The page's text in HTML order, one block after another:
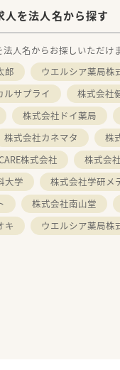
人を法人名から探す
人名からお探しいただけ
郎
ウエルシア薬局株
ルサプライ
株式会社
株式会社ドイ薬局
株式会社カネマタ 株
株式会社
株式会
大学
株式会社学研メ
株式会社南山堂
キ
ウエルシア薬局株